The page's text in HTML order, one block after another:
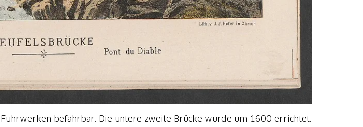
befahrbar. Die untere zweite Brücke wurde um 1600 errichtet.